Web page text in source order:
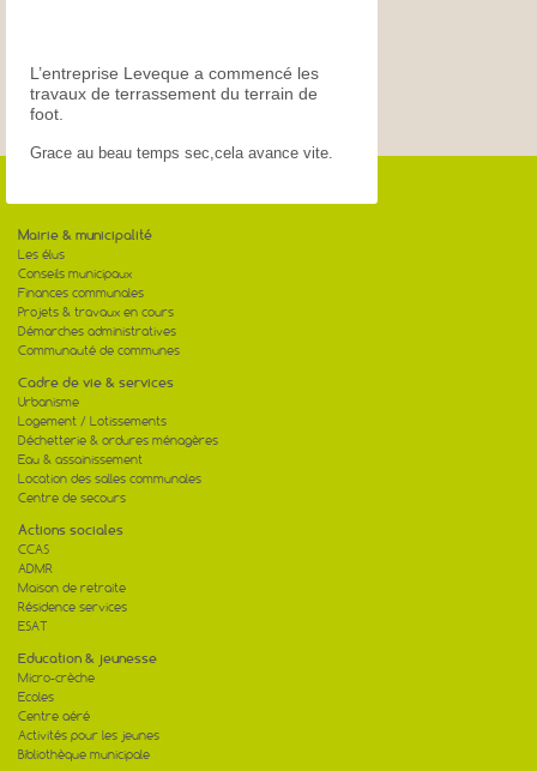
L’entreprise Leveque a commencé les
travaux de terrassement du terrain de
foot.
Grace au beau temps sec,cela avance vite.
Mairie & municipalité
Les élus
Conseils municipaux
Finances communales
Projets & travaux en cours
Démarches administratives
Communauté de communes
Cadre de vie & services
Urbanisme
Logement / Lotissements
Déchetterie & ordures ménagères
Eau & assainissement
Location des salles communales
Centre de secours
Actions sociales
CCAS
ADMR
Maison de retraite
Résidence services
ESAT
Education & jeunesse
Micro-crèche
Ecoles
Centre aéré
Activités pour les jeunes
Bibliothèque municipale